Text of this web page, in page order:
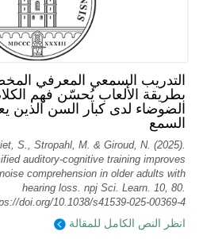
التدريب السمعي المعرفي
بطريقة الألعاب يُحسّن فهم
الضوضاء لدى كبار السن الذين
السمع
S., Stropahl, M. & Giroud, N. (2025).
auditory-cognitive training improves
comprehension in older adults with
hearing loss. npj Sci. Learn. 10, 80.
doi.org/10.1038/s41539-025-00369-4
انظر النص الكامل للمقالة